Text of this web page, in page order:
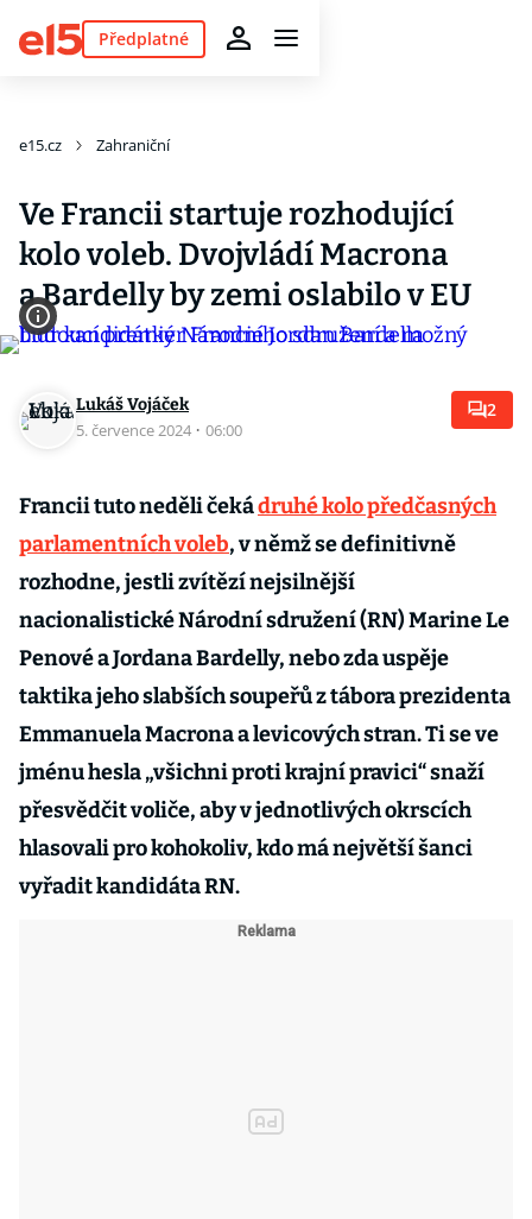
Předplatné
e15.cz Zahraniční
Ve Francii startuje rozhodující
kolo voleb. Dvojvládí Macrona
a Bardelly by zemi oslabilo v EU
Lukáš Vojáček
5. července 2024 · 06:00
2
Francii tuto neděli čekádruhé kolo předčasných
parlamentních voleb, v němž se definitivně
rozhodne, jestli zvítězí nejsilnější
nacionalistické Národní sdružení (RN) Marine Le
Penové a Jordana Bardelly, nebo zda uspěje
taktika jeho slabších soupeřů z tábora prezidenta
Emmanuela Macrona a levicových stran. Ti se ve
jménu hesla „všichni proti krajní pravici“ snaží
přesvědčit voliče, aby v jednotlivých okrscích
hlasovali pro kohokoliv, kdo má největší šanci
vyřadit kandidáta RN.